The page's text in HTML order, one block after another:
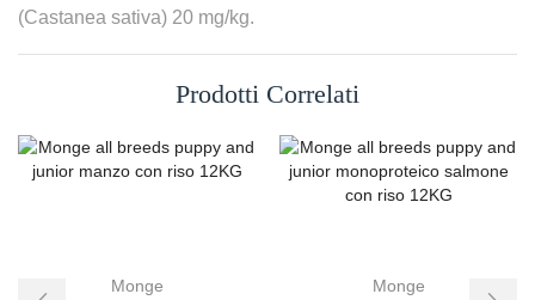
(Castanea sativa) 20 mg/kg.
Prodotti Correlati
Monge
Monge